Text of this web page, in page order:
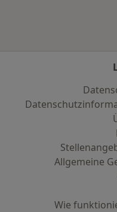
Allgemeine
Wie